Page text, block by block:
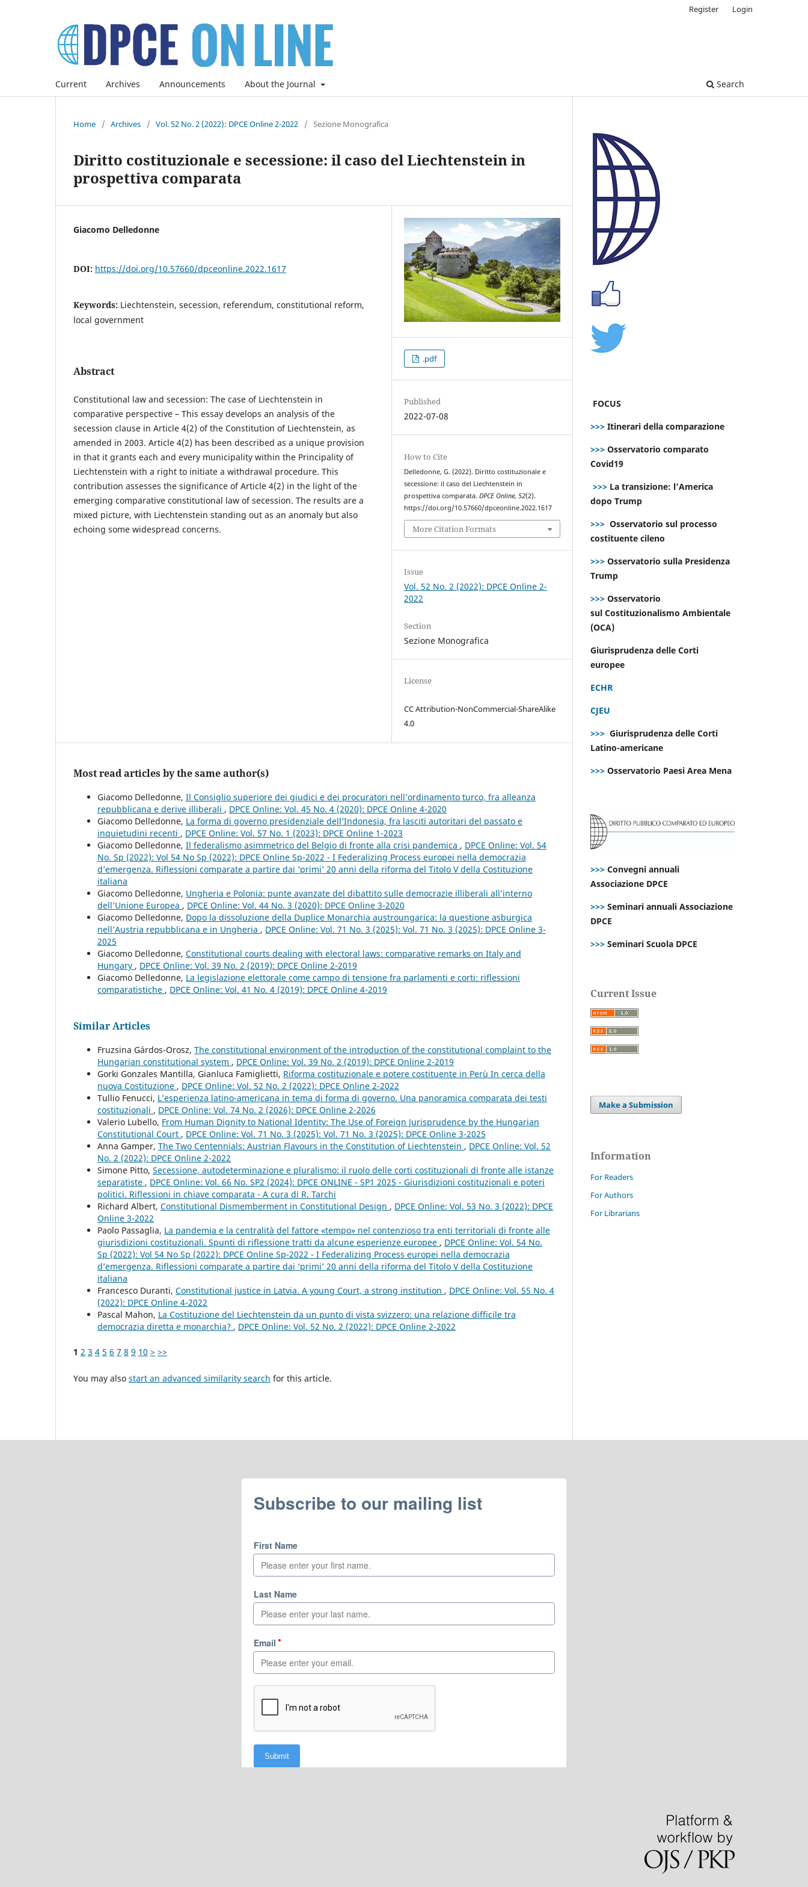
Current Archives Announcements About the Journal Search
Register Login
Home / Archives / Vol. 52 No. 2 (2022): DPCE Online 2-2022 / Sezione Monografica
Diritto costituzionale e secessione: il caso del Liechtenstein in
prospettiva comparata
Giacomo Delledonne
DOI: https://doi.org/10.57660/dpceonline.2022.1617
Keywords: Liechtenstein, secession, referendum, constitutional reform,
local government
Abstract
Constitutional law and secession: The case of Liechtenstein in
comparative perspective – This essay develops an analysis of the
secession clause in Article 4(2) of the Constitution of Liechtenstein, as
amended in 2003. Article 4(2) has been described as a unique provision
in that it grants each and every municipality within the Principality of
Liechtenstein with a right to initiate a withdrawal procedure. This
contribution assesses the significance of Article 4(2) in the light of the
emerging comparative constitutional law of secession. The results are a
mixed picture, with Liechtenstein standing out as an anomaly but also
echoing some widespread concerns.
.pdf
Published
2022-07-08
How to Cite
Delledonne, G. (2022). Diritto costituzionale e
secessione: il caso del Liechtenstein in
prospettiva comparata.DPCE Online,52(2).
https://doi.org/10.57660/dpceonline.2022.1617
More Citation Formats
Issue
Vol. 52 No. 2 (2022): DPCE Online 2-
2022
Section
Sezione Monografica
License
CC Attribution-NonCommercial-ShareAlike
4.0
Most read articles by the same author(s)
Giacomo Delledonne, Il Consiglio superiore dei giudici e dei procuratori nell’ordinamento turco, fra alleanza
repubblicana e derive illiberali , DPCE Online: Vol. 45 No. 4 (2020): DPCE Online 4-2020
Giacomo Delledonne, La forma di governo presidenziale dell’Indonesia, fra lasciti autoritari del passato e
inquietudini recenti , DPCE Online: Vol. 57 No. 1 (2023): DPCE Online 1-2023
Giacomo Delledonne, Il federalismo asimmetrico del Belgio di fronte alla crisi pandemica , DPCE Online: Vol. 54
No. Sp (2022): Vol 54 No Sp (2022): DPCE Online Sp-2022 - I Federalizing Process europei nella democrazia
d’emergenza. Riflessioni comparate a partire dai ‘primi’ 20 anni della riforma del Titolo V della Costituzione
italiana
Giacomo Delledonne, Ungheria e Polonia: punte avanzate del dibattito sulle democrazie illiberali all’interno
dell’Unione Europea , DPCE Online: Vol. 44 No. 3 (2020): DPCE Online 3-2020
Giacomo Delledonne, Dopo la dissoluzione della Duplice Monarchia austroungarica: la questione asburgica
nell’Austria repubblicana e in Ungheria , DPCE Online: Vol. 71 No. 3 (2025): Vol. 71 No. 3 (2025): DPCE Online 3-
2025
Giacomo Delledonne, Constitutional courts dealing with electoral laws: comparative remarks on Italy and
Hungary , DPCE Online: Vol. 39 No. 2 (2019): DPCE Online 2-2019
Giacomo Delledonne, La legislazione elettorale come campo di tensione fra parlamenti e corti: riflessioni
comparatistiche , DPCE Online: Vol. 41 No. 4 (2019): DPCE Online 4-2019
Similar Articles
Fruzsina Gárdos-Orosz, The constitutional environment of the introduction of the constitutional complaint to the
Hungarian constitutional system , DPCE Online: Vol. 39 No. 2 (2019): DPCE Online 2-2019
Gorki Gonzales Mantilla, Gianluca Famiglietti, Riforma costituzionale e potere costituente in Perù In cerca della
nuova Costituzione , DPCE Online: Vol. 52 No. 2 (2022): DPCE Online 2-2022
Tullio Fenucci, L’esperienza latino-americana in tema di forma di governo. Una panoramica comparata dei testi
costituzionali , DPCE Online: Vol. 74 No. 2 (2026): DPCE Online 2-2026
Valerio Lubello, From Human Dignity to National Identity: The Use of Foreign Jurisprudence by the Hungarian
Constitutional Court , DPCE Online: Vol. 71 No. 3 (2025): Vol. 71 No. 3 (2025): DPCE Online 3-2025
Anna Gamper, The Two Centennials: Austrian Flavours in the Constitution of Liechtenstein , DPCE Online: Vol. 52
No. 2 (2022): DPCE Online 2-2022
Simone Pitto, Secessione, autodeterminazione e pluralismo: il ruolo delle corti costituzionali di fronte alle istanze
separatiste , DPCE Online: Vol. 66 No. SP2 (2024): DPCE ONLINE - SP1 2025 - Giurisdizioni costituzionali e poteri
politici. Riflessioni in chiave comparata - A cura di R. Tarchi
Richard Albert, Constitutional Dismemberment in Constitutional Design , DPCE Online: Vol. 53 No. 3 (2022): DPCE
Online 3-2022
Paolo Passaglia, La pandemia e la centralità del fattore «tempo» nel contenzioso tra enti territoriali di fronte alle
giurisdizioni costituzionali. Spunti di riflessione tratti da alcune esperienze europee , DPCE Online: Vol. 54 No.
Sp (2022): Vol 54 No Sp (2022): DPCE Online Sp-2022 - I Federalizing Process europei nella democrazia
d’emergenza. Riflessioni comparate a partire dai ‘primi’ 20 anni della riforma del Titolo V della Costituzione
italiana
Francesco Duranti, Constitutional justice in Latvia. A young Court, a strong institution , DPCE Online: Vol. 55 No. 4
(2022): DPCE Online 4-2022
Pascal Mahon, La Costituzione del Liechtenstein da un punto di vista svizzero: una relazione difficile tra
democrazia diretta e monarchia? , DPCE Online: Vol. 52 No. 2 (2022): DPCE Online 2-2022
1 2 3 4 5 6 7 8 9 10 > >>
You may also start an advanced similarity search for this article.
FOCUS
>>> Itinerari della comparazione
>>> Osservatorio comparato
Covid19
>>> La transizione: l’America
dopo Trump
>>> Osservatorio sul processo
costituente cileno
>>> Osservatorio sulla Presidenza
Trump
>>> Osservatorio
sul Costituzionalismo Ambientale
(OCA)
Giurisprudenza delle Corti
europee
ECHR
CJEU
>>> Giurisprudenza delle Corti
Latino-americane
>>> Osservatorio Paesi Area Mena
>>> Convegni annuali
Associazione DPCE
>>> Seminari annuali Associazione
DPCE
>>> Seminari Scuola DPCE
Current Issue
Make a Submission
Information
For Readers
For Authors
For Librarians